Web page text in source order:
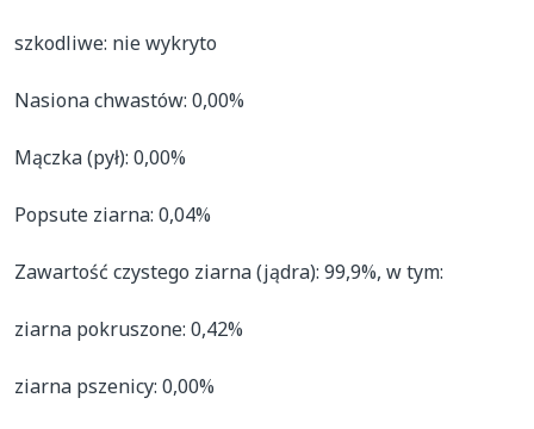
szkodliwe: nie wykryto
Nasiona chwastów: 0,00%
Mączka (pył): 0,00%
Popsute ziarna: 0,04%
Zawartość czystego ziarna (jądra): 99,9%, w tym:
ziarna pokruszone: 0,42%
ziarna pszenicy: 0,00%